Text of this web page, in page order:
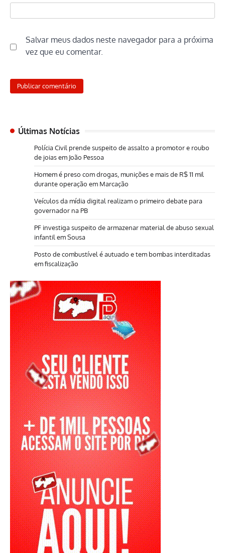
Salvar meus dados neste navegador para a próxima
vez que eu comentar.
Últimas Notícias
Polícia Civil prende suspeito de assalto a promotor e roubo
de joias em João Pessoa
Homem é preso com drogas, munições e mais de R$ 11 mil
durante operação em Marcação
Veículos da mídia digital realizam o primeiro debate para
governador na PB
PF investiga suspeito de armazenar material de abuso sexual
infantil em Sousa
Posto de combustível é autuado e tem bombas interditadas
em fiscalização